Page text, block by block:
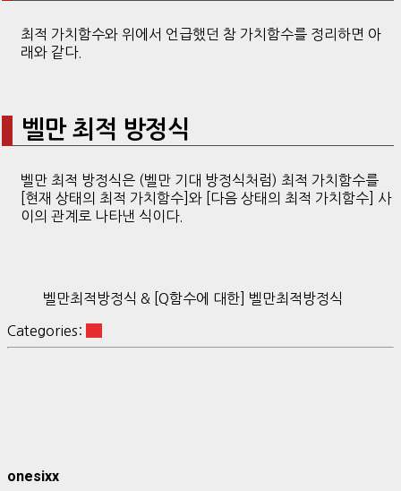
최적 가치함수와 위에서 언급했던 참 가치함수를 정리하면 아
래와 같다.
벨만 최적 방정식
벨만 최적 방정식은 (벨만 기대 방정식처럼) 최적 가치함수를
[현재 상태의 최적 가치함수]와 [다음 상태의 최적 가치함수] 사
이의 관계로 나타낸 식이다.
벨만최적방정식 & [Q함수에 대한] 벨만최적방정식
Categories:
onesixx